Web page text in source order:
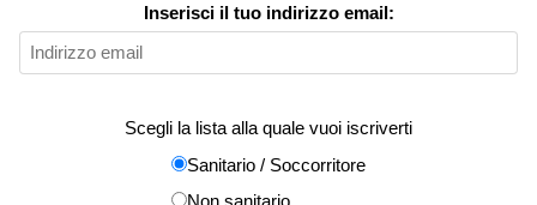
Inserisci il tuo indirizzo email:
Scegli la lista alla quale vuoi iscriverti
Sanitario / Soccorritore
Non sanitario